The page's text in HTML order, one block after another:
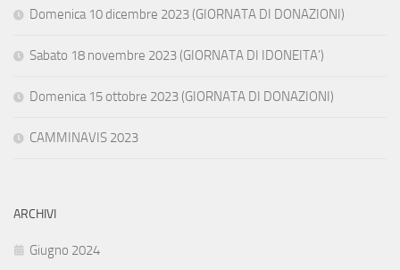
Domenica 10 dicembre 2023 (GIORNATA DI DONAZIONI)
Sabato 18 novembre 2023 (GIORNATA DI IDONEITA’)
Domenica 15 ottobre 2023 (GIORNATA DI DONAZIONI)
CAMMINAVIS 2023
ARCHIVI
Giugno 2024